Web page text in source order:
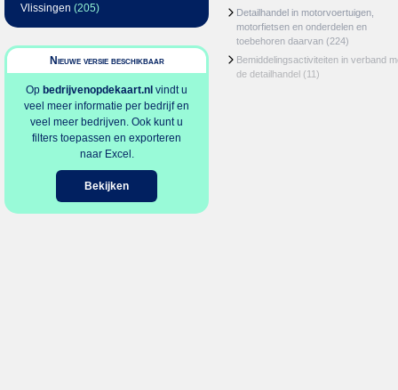
Vlissingen (205)
Nieuwe versie beschikbaar
Op bedrijvenopdekaart.nl vindt u
veel meer informatie per bedrijf en
veel meer bedrijven. Ook kunt u
filters toepassen en exporteren
naar Excel.
Bekijken
Detailhandel in motorvoertuigen,
motorfietsen en onderdelen en
toebehoren daarvan (224)
Bemiddelingsactiviteiten in verband
de detailhandel (11)